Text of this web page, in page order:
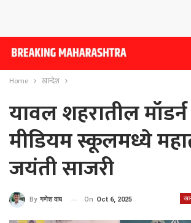
Home खान्देश
यावल शहरातील
मीडियम स्कूलमध्ये
जयंती साजरी
By गणेश वाघ On Oct 6, 2025